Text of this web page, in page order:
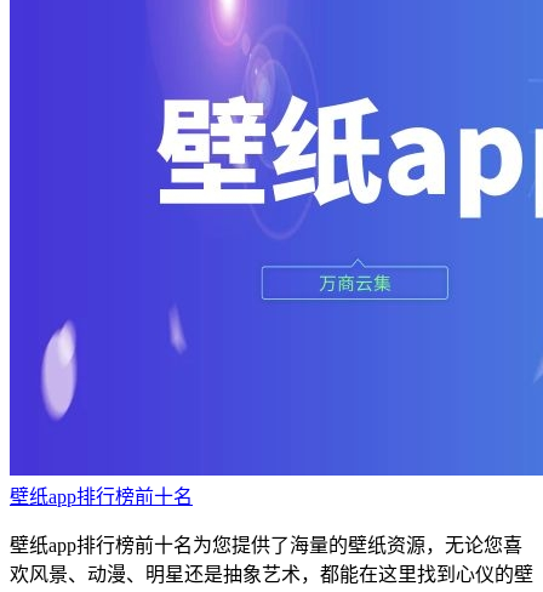
壁纸app排行榜前十名
壁纸app排行榜前十名为您提供了海量的壁纸资源，无论您喜
欢风景、动漫、明星还是抽象艺术，都能在这里找到心仪的壁